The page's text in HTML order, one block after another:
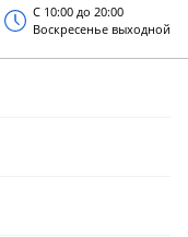
С 10:00 до 20:00
Воскресенье выходной